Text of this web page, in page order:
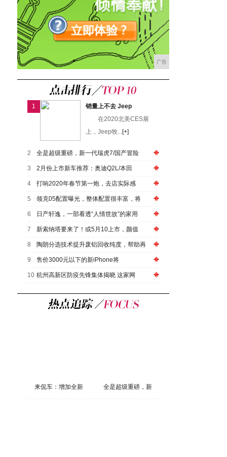
广告
1
销量上不去 Jeep
在2020北美CES展
上，Jeep牧...[+]
2 全是超级重磅，新一代瑞虎7/国产冒险
3 2月份上市新车推荐：奥迪Q2L/本田
4 打响2020年春节第一炮，去店实际感
5 领克05配置曝光，整体配置很丰富，将
6 日产轩逸，一部看透“人情世故”的家用
7 新索纳塔要来了！或5月10上市，颜值
8 陶朗分选技术提升废铝回收纯度，帮助再
9 售价3000元以下的新iPhone将
10 杭州高新区防疫先锋集体揭晓 这家网
来侃车：增加全新 全是超级重磅，新